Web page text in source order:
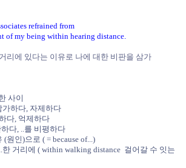
refrained from
of my being within hearing distance.
리에 있다는 이유로 나에 대한 비판을 삼가
사이
하다, 자제하다
다, 억제하다
다, ..를 비평하다
(원인)으로 ( = because of...)
한 거리에 ( within walking distance 걸어갈 수 잇는